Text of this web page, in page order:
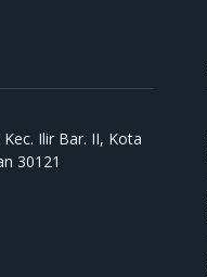
Ilir Bar. II, Kota
30121